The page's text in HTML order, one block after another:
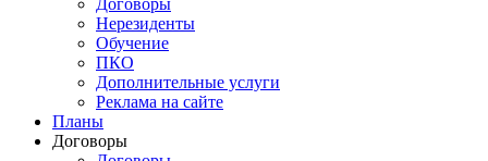
Договоры
Нерезиденты
Обучение
ПКО
Дополнительные услуги
Реклама на сайте
Планы
Договоры